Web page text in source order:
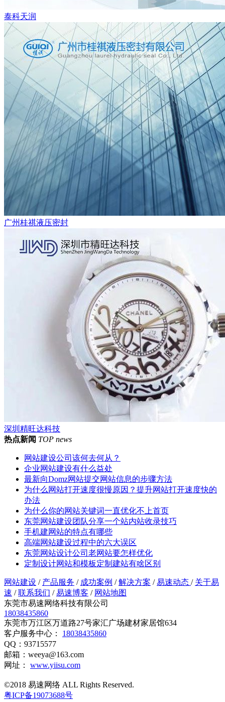
泰科天润
广州桂祺液压密封
深圳精旺达科技
热点新闻 TOP news
网站建设公司该何去何从？
企业网站建设有什么益处
最新向Domz网站提交网站信息的步骤方法
为什么网站打开速度很慢原因？提升网站打开速度快的
办法
为什么你的网站关键词一直优化不上首页
东莞网站建设团队分享一个站内站收录技巧
手机建网站的特点有哪些
高端网站建设过程中的六大误区
东莞网站设计公司老网站要怎样优化
定制设计网站和模板定制建站有啥区别
网站建设 / 产品服务 / 成功案例 / 解决方案 / 易速动态 / 关于易
速 / 联系我们 / 易速博客 / 网站地图
东莞市易速网络科技有限公司
18038435860
东莞市万江区万道路27号家汇广场建材家居馆634
客户服务中心： 18038435860
QQ：93715577
邮箱：weeya@163.com
网址： www.yiisu.com
©2018 易速网络 ALL Rights Reserved.
粤ICP备19073688号